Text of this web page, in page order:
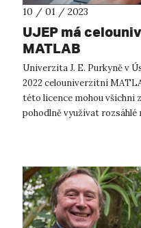
10 / 01 / 2023
UJEP má
MATLAB
Univerzita J. E. Purkyně v
2022 celouniverzitní
této licence mohou všichni
pohodlně využívat